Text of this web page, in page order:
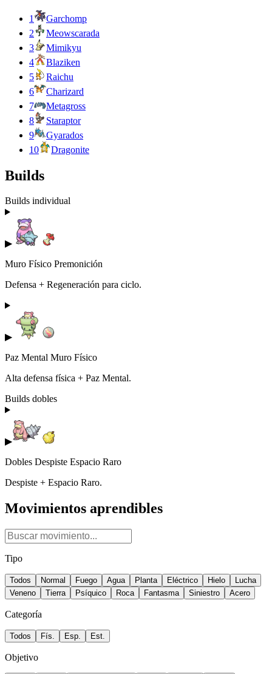
1
Garchomp
2
Meowscarada
3
Mimikyu
4
Blaziken
5
Raichu
6
Charizard
7
Metagross
8
Staraptor
9
Gyarados
10
Dragonite
Builds
Builds individual
▶
Muro Físico Premonición
Defensa + Regeneración para ciclo.
▶
Paz Mental Muro Físico
Alta defensa física + Paz Mental.
Builds dobles
▶
Dobles Despiste Espacio Raro
Despiste + Espacio Raro.
Movimientos aprendibles
Tipo
Todos Normal Fuego Agua Planta Eléctrico Hielo
Lucha
Veneno
Tierra Psíquico Roca Fantasma Siniestro Acero
Categoría
Todos Fís. Esp. Est.
Objetivo